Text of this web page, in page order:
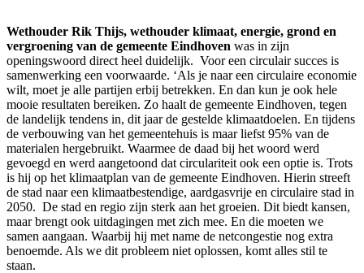
Wethouder Rik Thijs, wethouder klimaat, energie, grond en
vergroening van de gemeente Eindhoven was in zijn
openingswoord direct heel duidelijk. Voor een circulair succes is
samenwerking een voorwaarde. ‘Als je naar een circulaire economie
wilt, moet je alle partijen erbij betrekken. En dan kun je ook hele
mooie resultaten bereiken. Zo haalt de gemeente Eindhoven, tegen
de landelijk tendens in, dit jaar de gestelde klimaatdoelen. En tijdens
de verbouwing van het gemeentehuis is maar liefst 95% van de
materialen hergebruikt. Waarmee de daad bij het woord werd
gevoegd en werd aangetoond dat circulariteit ook een optie is. Trots
is hij op het klimaatplan van de gemeente Eindhoven. Hierin streeft
de stad naar een klimaatbestendige, aardgasvrije en circulaire stad in
2050. De stad en regio zijn sterk aan het groeien. Dit biedt kansen,
maar brengt ook uitdagingen met zich mee. En die moeten we
samen aangaan. Waarbij hij met name de netcongestie nog extra
benoemde. Als we dit probleem niet oplossen, komt alles stil te
staan.